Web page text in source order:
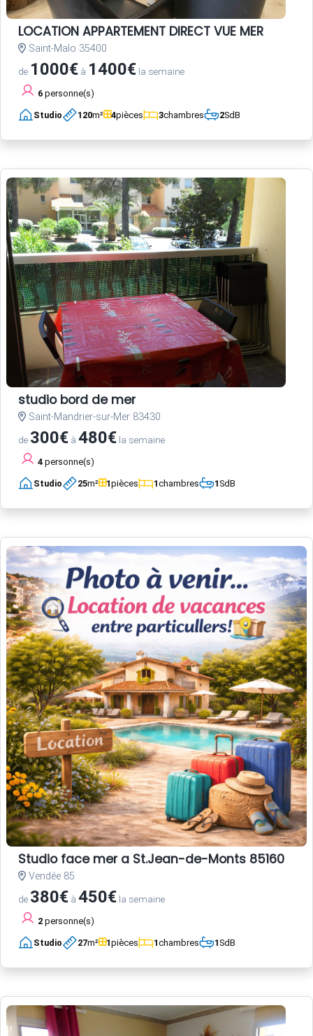
LOCATION APPARTEMENT DIRECT VUE MER
Saint-Malo 35400
de 1000€ à 1400€ la semaine
6 personne(s)
Studio 120m² 4pièces 3chambres 2SdB
studio bord de mer
Saint-Mandrier-sur-Mer 83430
de 300€ à 480€ la semaine
4 personne(s)
Studio 25m² 1pièces 1chambres 1SdB
Studio face mer a St.Jean-de-Monts 85160
Vendée 85
de 380€ à 450€ la semaine
2 personne(s)
Studio 27m² 1pièces 1chambres 1SdB